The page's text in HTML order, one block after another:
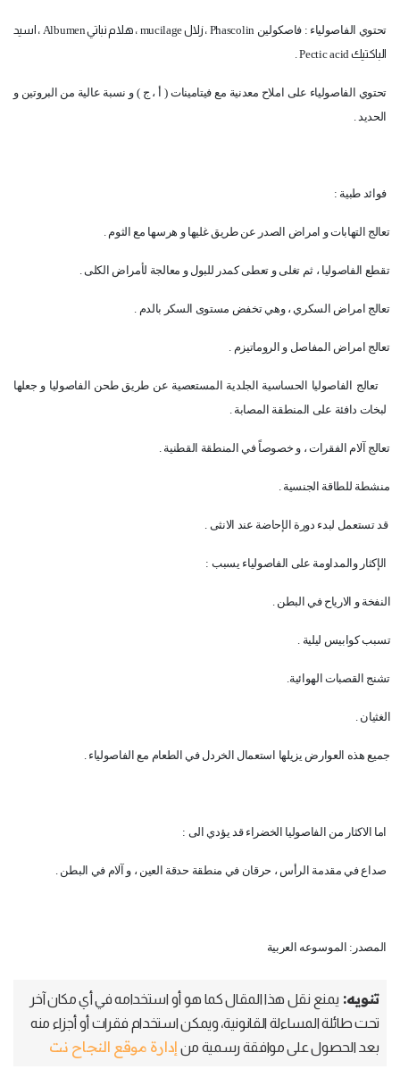
تحتوي الفاصولياء : فاصكولينPhascolin ، زلالmucilage ، هلام نباتيAlbumen ، اسيد
الباكتيكPectic acid
.
تحتوي الفاصولياء على املاح معدنية مع فيتامينات ( أ ، ج ) و نسبة عالية من البروتين و
الحديد .
فوائد طبية :
تعالج التهابات و امراض الصدر عن طريق غليها و هرسها مع الثوم .
تقطع الفاصوليا ، ثم تغلى و تعطى كمدر للبول و معالجة لأمراض الكلى .
تعالج امراض السكري ، وهي تخفض مستوى السكر بالدم .
تعالج امراض المفاصل و الروماتيزم .
تعالج الفاصوليا الحساسية الجلدية المستعصية عن طريق طحن الفاصوليا و جعلها
لبخات دافئة على المنطقة المصابة .
تعالج آلام الفقرات ، و خصوصاً في المنطقة القطنية .
منشطة للطاقة الجنسية .
قد تستعمل لبدء دورة الإحاضة عند الانثى .
الإكثار والمداومة على الفاصولياء يسبب :
النفخة و الارياح في البطن .
تسبب كوابيس ليلية .
تشنج القصبات الهوائية.
الغثيان .
جميع هذه العوارض يزيلها استعمال الخردل في الطعام مع الفاصولياء .
اما الاكثار من الفاصوليا الخضراء قد يؤدي الى :
صداع في مقدمة الرأس ، حرقان في منطقة حدقة العين ، و آلام في البطن .
المصدر: الموسوعه العربية
تنويه: يمنع نقل هذا المقال كما هو أو استخدامه في أي مكان آخر
تحت طائلة المساءلة القانونية، ويمكن استخدام فقرات أو أجزاء منه
بعد الحصول على موافقة رسمية من إدارة موقع النجاح نت